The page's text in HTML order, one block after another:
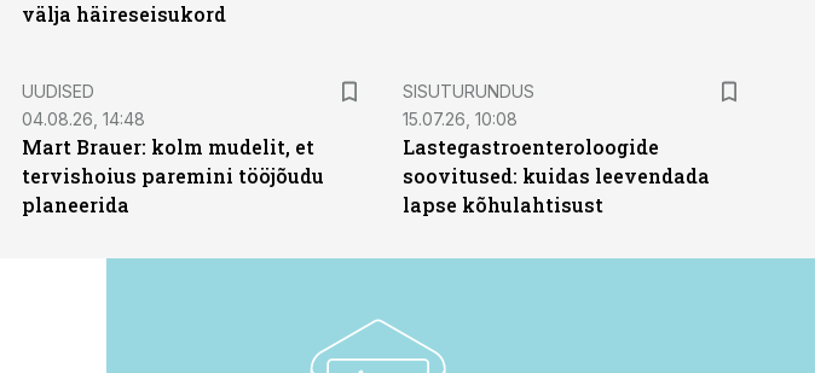
välja häireseisukord
UUDISED
04.08.26, 14:48
Mart Brauer: kolm mudelit, et
tervishoius paremini tööjõudu
planeerida
ST
SISUTURUNDUS
15.07.26, 10:08
Lastegastroenteroloogide
soovitused: kuidas leevendada
lapse kõhulahtisust